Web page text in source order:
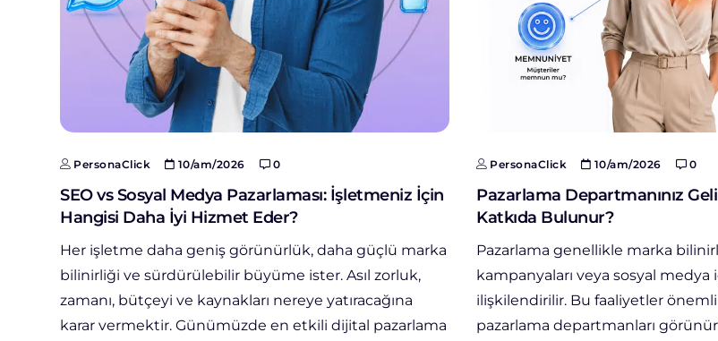
PersonaClick 10/am/2026 0
SEO vs Sosyal Medya Pazarlaması: İşletmeniz İçin
Hangisi Daha İyi Hizmet Eder?
Her işletme daha geniş görünürlük, daha güçlü marka
bilinirliği ve sürdürülebilir büyüme ister. Asıl zorluk,
zamanı, bütçeyi ve kaynakları nereye yatıracağına
karar vermektir. Günümüzde en etkili dijital pazarlama
PersonaClick 10/am/2026 0
Pazarlama Departmanınız
Katkıda Bulunur?
Pazarlama genellikle marka
kampanyaları veya sosyal medya
ilişkilendirilir. Bu faaliyetler
pazarlama departmanları